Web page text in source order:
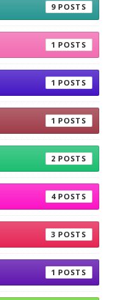
9
1
1
1
2
4
3
1